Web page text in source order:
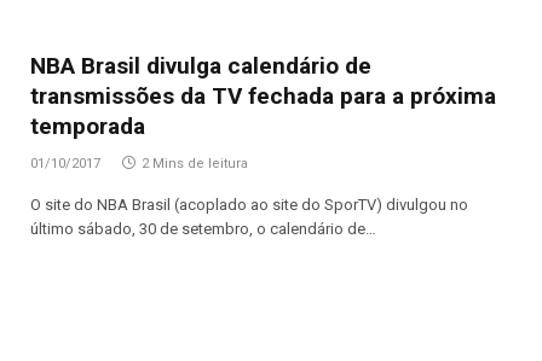
NBA Brasil divulga calendário de
transmissões da TV fechada para a próxima
temporada
01/10/2017 2 Mins de leitura
O site do NBA Brasil (acoplado ao site do SporTV) divulgou no
último sábado, 30 de setembro, o calendário de…